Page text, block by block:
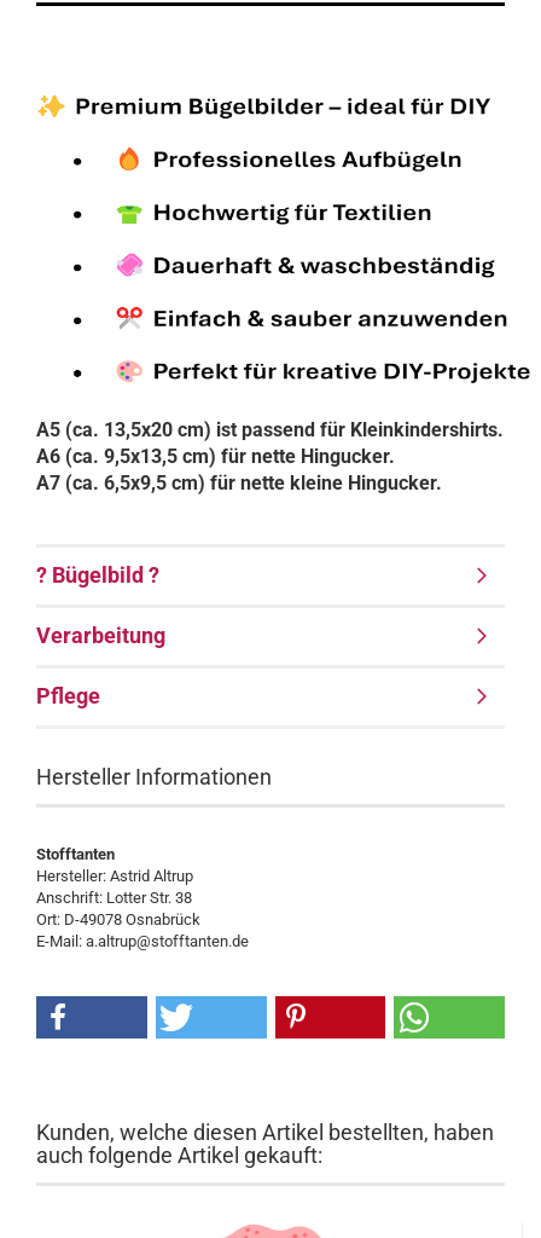
A5 (ca. 13,5x20 cm) ist passend für Kleinkindershirts.
A6 (ca. 9,5x13,5 cm) für nette Hingucker.
A7 (ca. 6,5x9,5 cm) für nette kleine Hingucker.
? Bügelbild ?
Verarbeitung
Pflege
Hersteller Informationen
Stofftanten
Hersteller: Astrid Altrup
Anschrift: Lotter Str. 38
Ort: D-49078 Osnabrück
E-Mail: a.altrup@stofftanten.de
Kunden, welche diesen Artikel bestellten, haben
auch folgende Artikel gekauft: